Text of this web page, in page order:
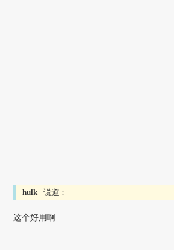
hulk 说道：
这个好用啊